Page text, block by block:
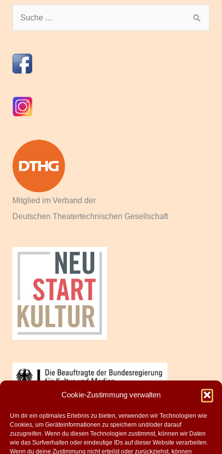
Cookie-Zustimmung verwalten
Um dir ein optimales Erlebnis zu bieten, verwenden wir Technologien wie
Cookies, um Geräteinformationen zu speichern und/oder darauf
zuzugreifen. Wenn du diesen Technologien zustimmst, können wir Daten
wie das Surfverhalten oder eindeutige IDs auf dieser Website verarbeiten.
Wenn du deine Zustimmung nicht erteilst oder zurückziehst, können
h
e
n
h
:
Mitglied im Verband der
Deutschen Theatertechnischen Gesellschaft